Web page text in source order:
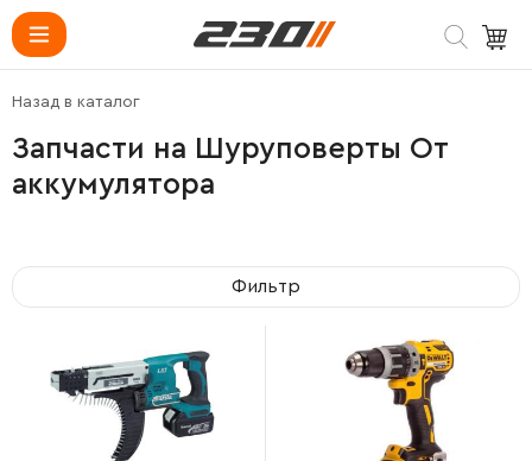
Запчасти на Шуруповерты От
аккумулятора
Назад в каталог
Фильтр